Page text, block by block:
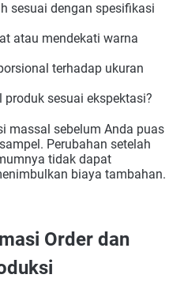
sesuai dengan spesifikasi
atau mendekati warna
terhadap ukuran
sesuai ekspektasi?
massal sebelum Anda puas
Perubahan setelah
tidak dapat
biaya tambahan.
Order dan